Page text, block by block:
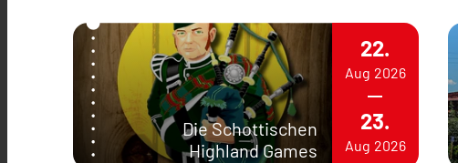
Die Schottischen
Highland Games
22.
Aug 2026
23.
Aug 2026